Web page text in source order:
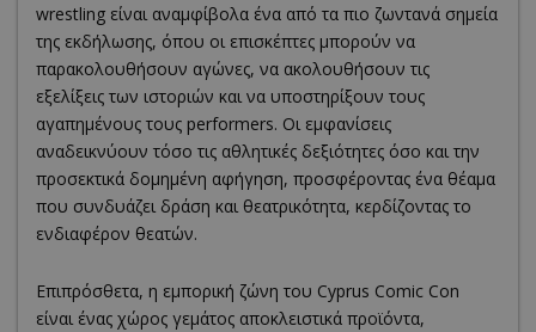
wrestling είναι αναμφίβολα ένα από τα πιο ζωντανά σημεία
της εκδήλωσης, όπου οι επισκέπτες μπορούν να
παρακολουθήσουν αγώνες, να ακολουθήσουν τις
εξελίξεις των ιστοριών και να υποστηρίξουν τους
αγαπημένους τους performers. Οι εμφανίσεις
αναδεικνύουν τόσο τις αθλητικές δεξιότητες όσο και την
προσεκτικά δομημένη αφήγηση, προσφέροντας ένα θέαμα
που συνδυάζει δράση και θεατρικότητα, κερδίζοντας το
ενδιαφέρον θεατών.
Επιπρόσθετα, η εμπορική ζώνη του Cyprus Comic Con
είναι ένας χώρος γεμάτος αποκλειστικά προϊόντα,